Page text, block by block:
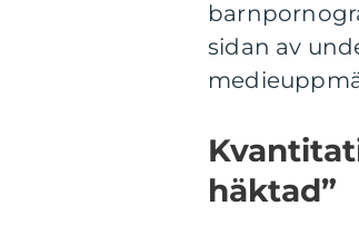
sidan av
häktad”